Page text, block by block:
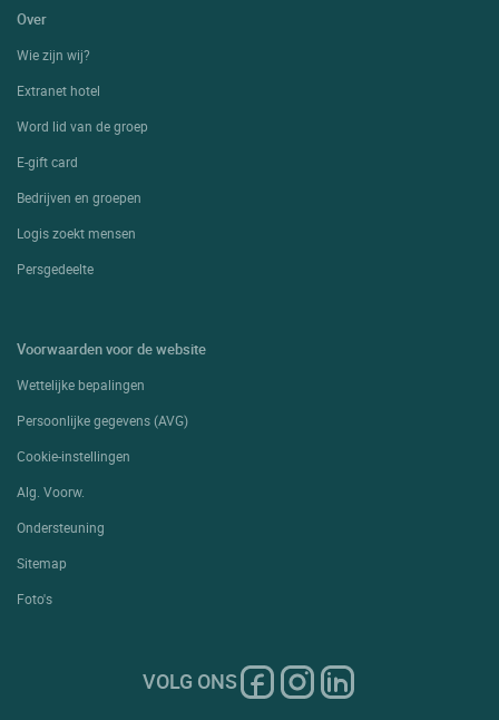
Over
Wie zijn wij?
Extranet hotel
Word lid van de groep
E-gift card
Bedrijven en groepen
Logis zoekt mensen
Persgedeelte
Voorwaarden voor de website
Wettelijke bepalingen
Persoonlijke gegevens (AVG)
Cookie-instellingen
Alg. Voorw.
Ondersteuning
Sitemap
Foto's
VOLG ONS